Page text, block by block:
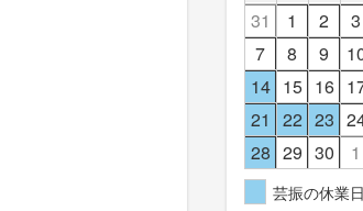
31
1 2 3
7
8 9
14 15 16
21
22 23
28 29 30 1
芸振の休業日